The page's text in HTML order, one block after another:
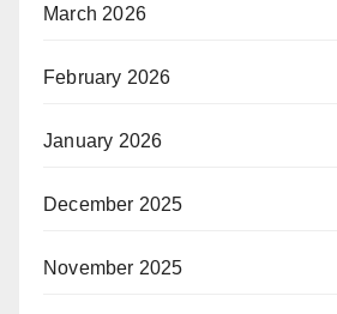
March 2026
February 2026
January 2026
December 2025
November 2025